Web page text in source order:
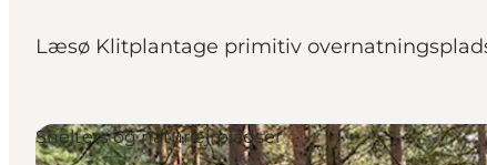
Byer og steder
Guides
For børn
Læsø Klitplantage primitiv
Shelters og naturlejrpladser